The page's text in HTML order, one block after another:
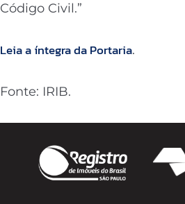
Código Civil.”
Leia a íntegra da Portaria.
Fonte: IRIB.